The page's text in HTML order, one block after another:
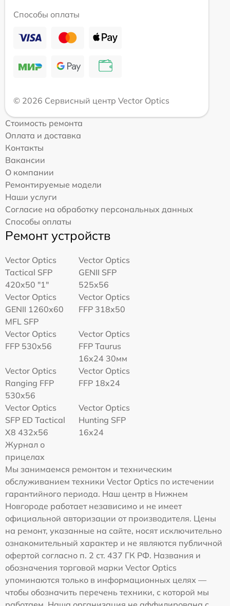
Способы оплаты
© 2026 Сервисный центр Vector Optics
Стоимость ремонта
Оплата и доставка
Контакты
Вакансии
О компании
Ремонтируемые модели
Наши услуги
Согласие на обработку персональных данных
Способы оплаты
Ремонт устройств
Vector Optics
Tactical SFP
420x50 "1"
Vector Optics
GENII SFP
525x56
Vector Optics
GENII 1260x60
MFL SFP
Vector Optics
FFP 318x50
Vector Optics
FFP 530x56
Vector Optics
FFP Taurus
16x24 30мм
Vector Optics
Ranging FFP
530x56
Vector Optics
FFP 18x24
Vector Optics
SFP ED Tactical
X8 432x56
Vector Optics
Hunting SFP
16x24
Журнал о
прицелах
Мы занимаемся ремонтом и техническим
обслуживанием техники Vector Optics по истечении
гарантийного периода. Наш центр в Нижнем
Новгороде работает независимо и не имеет
официальной авторизации от производителя. Цены
на ремонт, указанные на сайте, носят исключительно
ознакомительный характер и не являются публичной
офертой согласно п. 2 ст. 437 ГК РФ. Названия и
обозначения торговой марки Vector Optics
упоминаются только в информационных целях —
чтобы обозначить перечень техники, с которой мы